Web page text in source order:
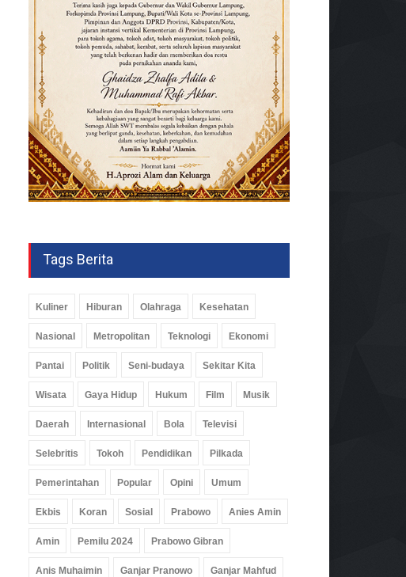
Tags Berita
Kuliner Hiburan Olahraga Kesehatan
Nasional Metropolitan Teknologi Ekonomi
Pantai Politik Seni-budaya Sekitar Kita
Wisata Gaya Hidup Hukum Film Musik
Daerah Internasional Bola Televisi
Selebritis Tokoh Pendidikan Pilkada
Pemerintahan Popular Opini Umum
Ekbis Koran Sosial Prabowo Anies Amin
Amin Pemilu 2024 Prabowo Gibran
Anis Muhaimin Ganjar Pranowo Ganjar Mahfud